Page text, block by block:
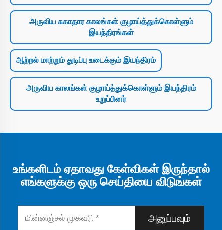
அருவிய சுகாதார காலங்கள் குழாய்த்துக்கொள்ளும்
இயந்திரங்கள்
ஆற்றல் மாற்றும் துடிப்பு உடைக்கும் இயந்திரம்
அருவிய காலங்கள் குழாய்த்துக்கொள்ளும் இயந்திரம்
உறுப்பினர்
உங்களிடம் ஏதாவது கேள்விகள் இருந்தால்
எங்களுக்கு ஒரு செய்தியை விடுங்கள்
அனுப்பவும்